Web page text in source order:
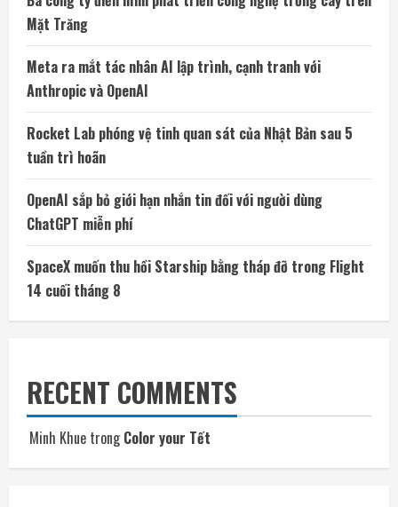
Mặt Trăng
Meta ra mắt tác nhân AI lập trình, cạnh tranh với
Anthropic và OpenAI
Rocket Lab phóng vệ tinh quan sát của Nhật Bản sau 5
tuần trì hoãn
OpenAI sắp bỏ giới hạn nhắn tin đối với người dùng
ChatGPT miễn phí
SpaceX muốn thu hồi Starship bằng tháp đỡ trong Flight
14 cuối tháng 8
RECENT COMMENTS
Minh Khue trongColor your Tết